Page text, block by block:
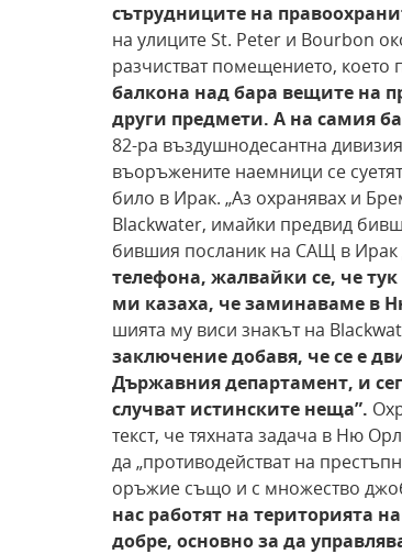
сътрудниците на
на улиците St. Peter и Bourbon
разчистват помещението,
балкона над бара вещите на
други предмети. А на самия
82-ра въздушнодесантна
въоръжените наемници се
било в Ирак. „Аз охранявах и
Blackwater, имайки предвид
бившия посланик на САЩ в
телефона, жалвайки се, че
ми казаха, че заминаваме в
шията му виси знакът на
заключение добавя, че се е
Държавния департамент, и
случват истинските неща”.
текст, че тяхната задача в Ню
да „противодействат на
оръжие също и с множество
нас работят на територията
добре, основно за да